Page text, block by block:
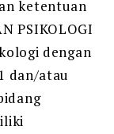
ketentuan
PSIKOLOGI
dengan
dan/atau